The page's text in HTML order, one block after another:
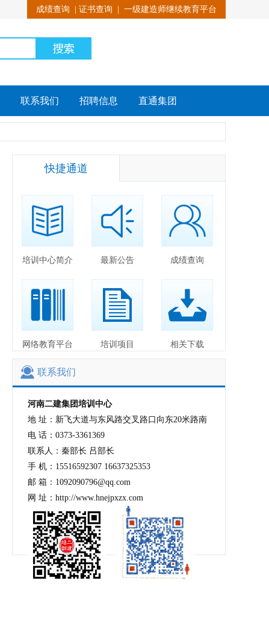
成绩查询 证书查询 一级建造师继续教育平台
联系我们 招聘信息 直通集团
快捷通道
培训中心简介 最新公告 成绩查询
网络教育平台 培训项目 相关下载
联系我们
河南二建集团培训中心
地 址：新飞大道与东风路交叉路口向东20米路南
电 话：0373-3361369
联系人：秦部长 吕部长
手 机：15516592307 16637325353
邮 箱：1092090796@qq.com
网 址：http://www.hnejpxzx.com